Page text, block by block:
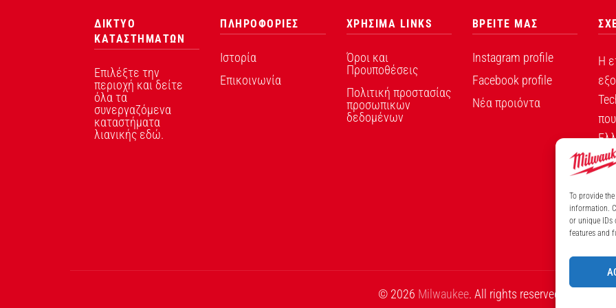
To provide
information.
or unique IDs
features and
ΔΙΚΤΥΟ
ΚΑΤΑΣΤΗΜΑΤΩΝ
Επιλέξτε την
περιοχή και δείτε
όλα τα
συνεργαζόμενα
καταστήματα
λιανικής εδώ.
ΠΛΗΡΟΦΟΡΙΕΣ
Ιστορία
Επικοινωνία
ΧΡΗΣΙΜΑ LINKS
Όροι και
Προυποθέσεις
Πολιτική προστασίας
προσωπικων
δεδομένων
ΒΡΕΙΤΕ ΜΑΣ
Instagram profile
Facebook profile
Νέα προιόντα
Η
© 2026 Milwaukee. All rights reserved